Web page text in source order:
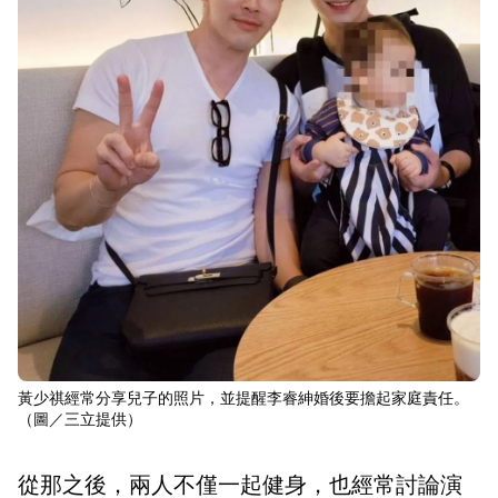
黃少祺經常分享兒子的照片，並提醒李睿紳婚後要擔起家庭責任。
（圖／三立提供）
從那之後，兩人不僅一起健身，也經常討論演